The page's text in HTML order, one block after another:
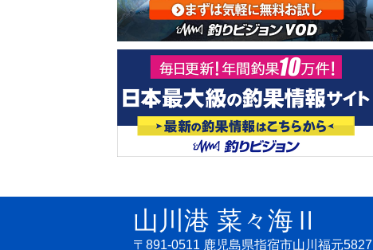
山川港 菜々海Ⅱ
〒891-0511 鹿児島県指宿市山川福元5827